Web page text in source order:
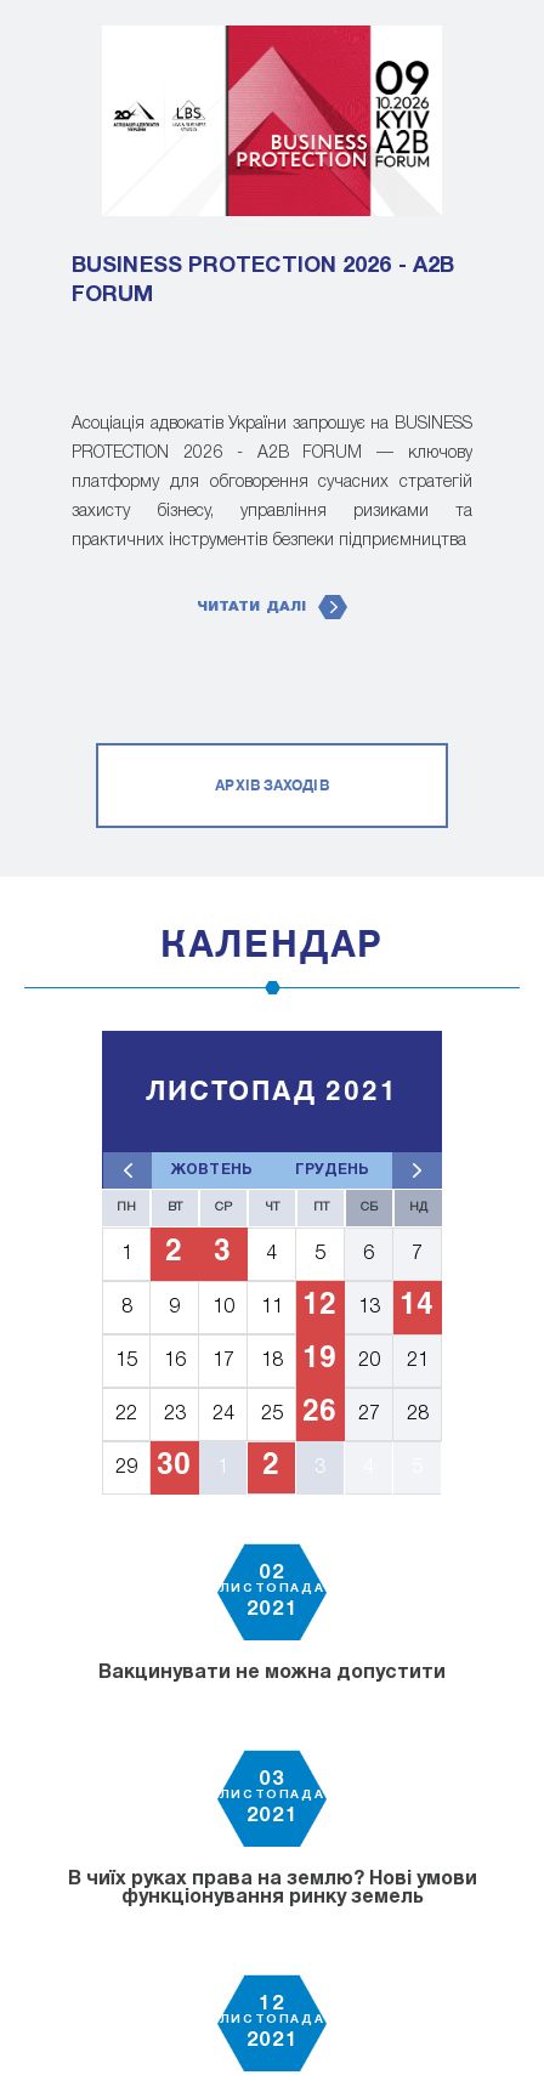
BUSINESS PROTECTION 2026 - A2B
FORUM
Асоціація адвокатів України запрошує на BUSINESS
PROTECTION 2026 - A2B FORUM — ключову
платформу для обговорення сучасних стратегій
захисту бізнесу, управління ризиками та
практичних інструментів безпеки підприємництва
ЧИТАТИ ДАЛІ
АРХІВ ЗАХОДІВ
КАЛЕНДАР
ЖОВТЕНЬ ГРУДЕНЬ
ЛИСТОПАД 2021
ПН ВТ СР ЧТ СБ НД
2 3 4 5 6 7
8 9 10 12 13 14
15 16 17 18 19 20 21
22 23 24 25 26 27 28
29 30 2 3
02
ЛИСТОПАДА
2021
Вакцинувати не можна допустити
03
ЛИСТОПАДА
2021
В чиїх руках права на землю? Нові умови
функціонування ринку земель
12
ЛИСТОПАДА
2021